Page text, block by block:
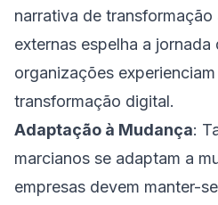
narrativa de
externas espelha a jornada
organizações
transformação digital.
Adaptação à Mudança:
marcianos se adaptam a
empresas devem manter-